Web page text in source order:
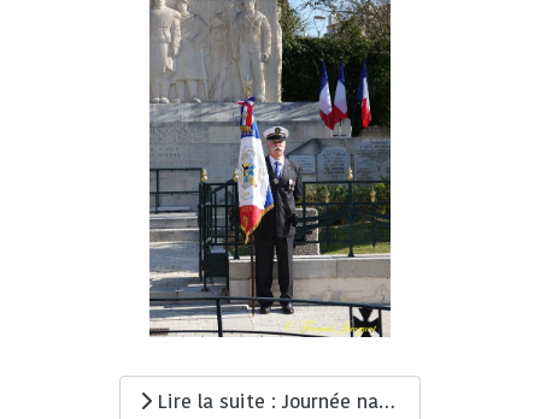
Lire la suite : Journée nationale du souvenir et de recueillement à la mémoire des victimes civiles et militaires...